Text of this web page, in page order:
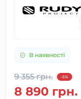
В наявності
9 355 грн. -5%
8 890 грн.